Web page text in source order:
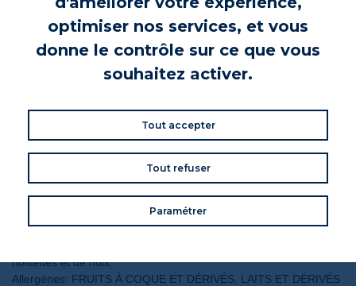
optimiser nos services, et vous
donne le contrôle sur ce que vous
souhaitez activer.
Tout accepter
Tout refuser
Paramétrer
noisettes et de noix.
Allergènes: FRUITS À COQUE ET DÉRIVÉS, LAITS ET DÉRIVÉS